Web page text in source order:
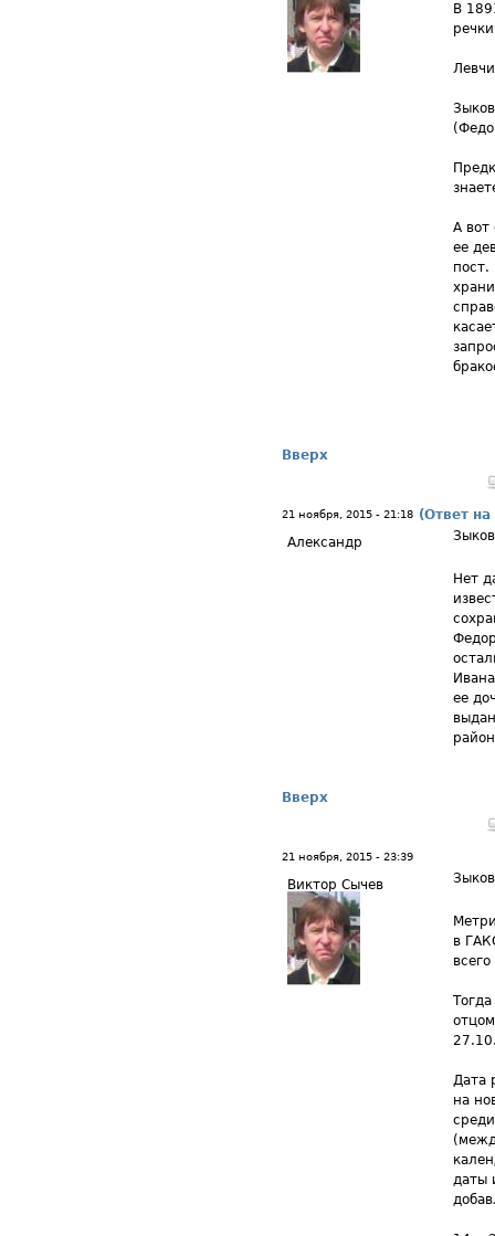
В
А вот
ее
Вверх
21 ноября, 2015 - 21:18 (Ответ
Александр
Нет
ее
Вверх
21 ноября, 2015 - 23:39
Виктор Сычев
в
Дата
на
даты